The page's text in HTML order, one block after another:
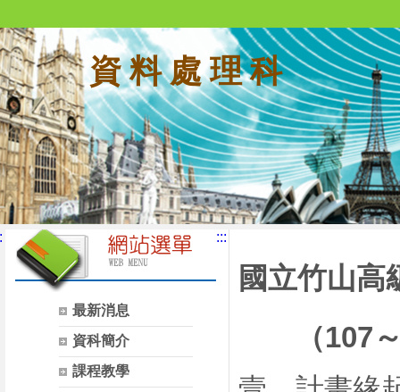
資 料 處 理 科
最新消息
資科簡介
課程教學
:::
國立竹山高
（107